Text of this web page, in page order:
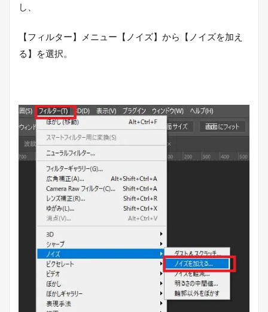
し、
【フィルター】メニュー【ノイズ】から【ノイズを加え
る】を選択。